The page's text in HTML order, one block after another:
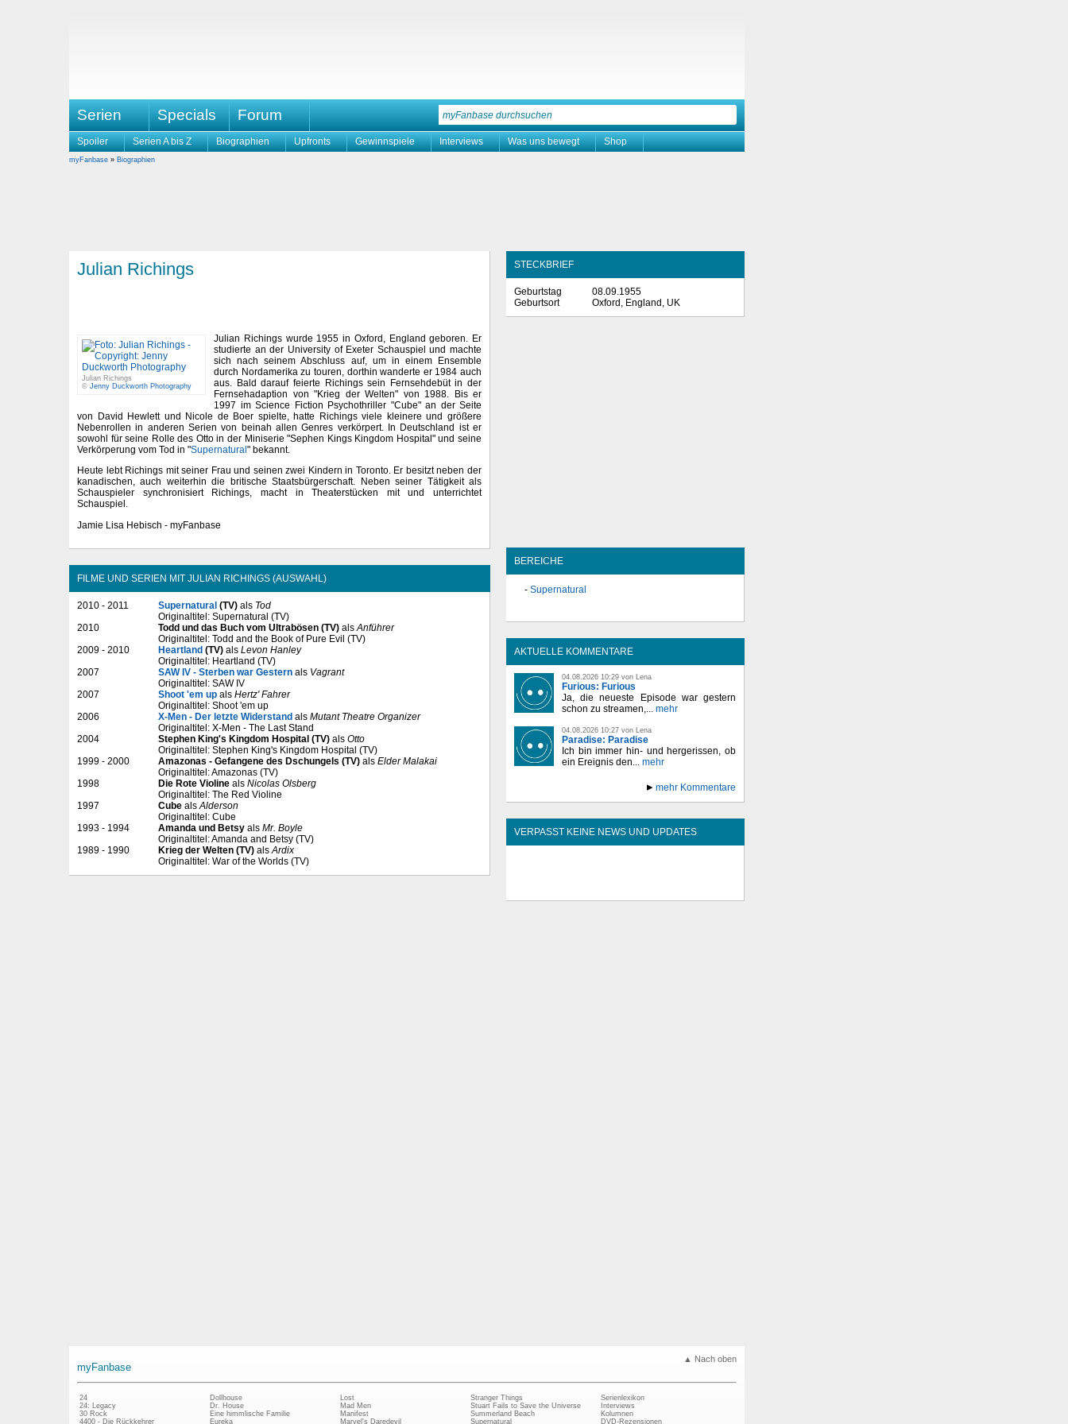
Serien Specials Forum
Spoiler Serien A bis Z Biographien Upfronts Gewinnspiele Interviews Was uns bewegt Shop
myFanbase » Biographien
Julian Richings
Julian Richings
© Jenny Duckworth Photography
Julian Richings wurde 1955 in Oxford, England geboren. Er
studierte an der University of Exeter Schauspiel und machte
sich nach seinem Abschluss auf, um in einem Ensemble
durch Nordamerika zu touren, dorthin wanderte er 1984 auch
aus. Bald darauf feierte Richings sein Fernsehdebüt in der
Fernsehadaption von "Krieg der Welten" von 1988. Bis er
1997 im Science Fiction Psychothriller "Cube" an der Seite
von David Hewlett und Nicole de Boer spielte, hatte Richings viele kleinere und größere
Nebenrollen in anderen Serien von beinah allen Genres verkörpert. In Deutschland ist er
sowohl für seine Rolle des Otto in der Miniserie "Sephen Kings Kingdom Hospital" und seine
Verkörperung vom Tod in "Supernatural " bekannt.
Heute lebt Richings mit seiner Frau und seinen zwei Kindern in Toronto. Er besitzt neben der
kanadischen, auch weiterhin die britische Staatsbürgerschaft. Neben seiner Tätigkeit als
Schauspieler synchronisiert Richings, macht in Theaterstücken mit und unterrichtet
Schauspiel.
Jamie Lisa Hebisch - myFanbase
FILME UND SERIEN MIT JULIAN RICHINGS (AUSWAHL)
2010 - 2011 Supernatural (TV) als Tod
Originaltitel: Supernatural (TV)
2010
Todd und das Buch vom Ultrabösen (TV) alsAnführer
Originaltitel: Todd and the Book of Pure Evil (TV)
2009 - 2010
Heartland (TV) als Levon Hanley
Originaltitel: Heartland (TV)
2007
SAW IV - Sterben war Gestern als Vagrant
Originaltitel: SAW IV
2007
Shoot 'em up als Hertz' Fahrer
Originaltitel: Shoot 'em up
2006
X-Men - Der letzte Widerstand als Mutant Theatre Organizer
Originaltitel: X-Men - The Last Stand
2004
Stephen King's Kingdom Hospital (TV) als Otto
Originaltitel: Stephen King's Kingdom Hospital (TV)
1999 - 2000
Amazonas - Gefangene des Dschungels (TV) als Elder Malakai
Originaltitel: Amazonas (TV)
1998
Die Rote Violine als Nicolas Olsberg
Originaltitel: The Red Violine
1997
Cube alsAlderson
Originaltitel: Cube
1993 - 1994
Amanda und Betsy als Mr. Boyle
Originaltitel: Amanda and Betsy (TV)
1989 - 1990
Krieg der Welten (TV) alsArdix
Originaltitel: War of the Worlds (TV)
STECKBRIEF
Geburtstag
08.09.1955
Geburtsort
Oxford, England, UK
BEREICHE
Supernatural
AKTUELLE KOMMENTARE
04.08.2026 10:29 von Lena
Furious: Furious
Ja, die neueste Episode war gestern
schon zu streamen,... mehr
04.08.2026 10:27 von Lena
Paradise: Paradise
Ich bin immer hin- und hergerissen, ob
ein Ereignis den... mehr
mehr Kommentare
VERPASST KEINE NEWS UND UPDATES
▲ Nach oben
myFanbase
24
24: Legacy
30 Rock
4400 - Die Rückkehrer
Dollhouse
Dr. House
Eine himmlische Familie
Eureka
Lost
Mad Men
Manifest
Marvel's Daredevil
Stranger Things
Stuart Fails to Save the Universe
Summerland Beach
Supernatural
Serienlexikon
Interviews
Kolumnen
DVD-Rezensionen